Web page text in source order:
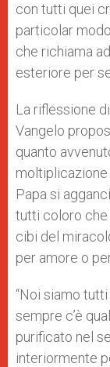
con tutti quei
particolar
che richiama
esteriore per
La riflessione
Vangelo
quanto
moltiplicazione
Papa si
tutti coloro
cibi del
per amore o
“Noi siamo
sempre c’è
purificato nel
interiormente